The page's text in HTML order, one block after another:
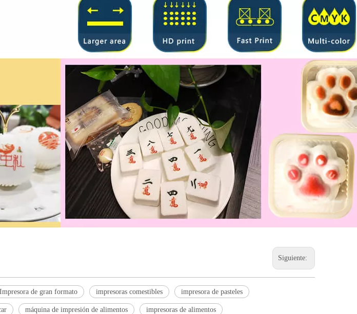
Siguiente:
Impresora de gran formato impresoras comestibles impresora de pasteles
máquina de impresión de alimentos impresoras de alimentos